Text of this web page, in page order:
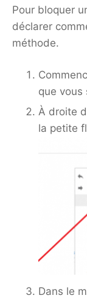
Pour bloquer
déclarer
méthode.
que vous
À droite
la petite
Dans le